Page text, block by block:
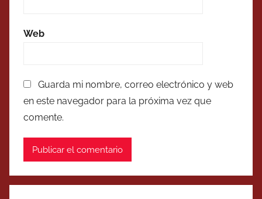
Web
Guarda mi nombre, correo electrónico y web
en este navegador para la próxima vez que
comente.